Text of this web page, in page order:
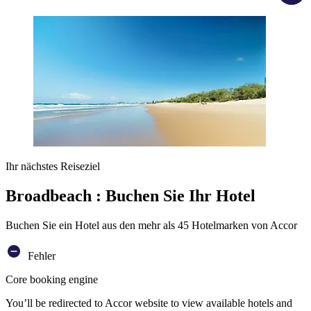
Ihr nächstes Reiseziel
Broadbeach : Buchen Sie Ihr Hotel
Buchen Sie ein Hotel aus den mehr als 45 Hotelmarken von Accor
Fehler
Core booking engine
You’ll be redirected to Accor website to view available hotels and